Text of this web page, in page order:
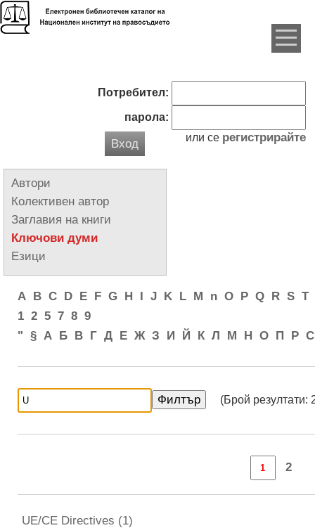
Потребител:
парола:
Вход или се регистрирайте
Автори
Колективен автор
Заглавия на книги
Ключови думи
Езици
A B C D E F G H I J K L M n O P Q R S T
1 2 5 7 8 9
" § А Б В Г Д Е Ж З И Й К Л М Н О П Р С
(Брой резултати:
2
UE/CE Directives (1)